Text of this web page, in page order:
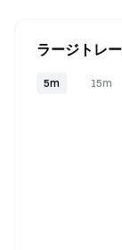
ラージトレ
5m 15m